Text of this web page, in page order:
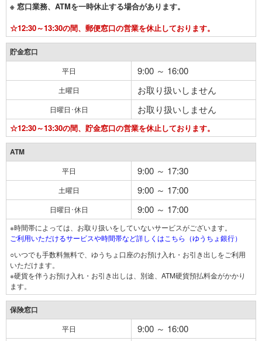
※ 窓口業務、ATMを一時休止する場合があります。
☆12:30～13:30の間、郵便窓口の営業を休止しております。
貯金窓口
平日 9:00 ～ 16:00
土曜日 お取り扱いしません
日曜日･休日 お取り扱いしません
☆12:30～13:30の間、貯金窓口の営業を休止しております。
ATM
平日 9:00 ～ 17:30
土曜日 9:00 ～ 17:00
日曜日･休日 9:00 ～ 17:00
※時間帯によっては、お取り扱いをしていないサービスがございます。
ご利用いただけるサービスや時間帯など詳しくはこちら（ゆうちょ銀行）
○いつでも手数料無料で、ゆうちょ口座のお預け入れ・お引き出しをご利用
いただけます。
※硬貨を伴うお預け入れ・お引き出しは、別途、ATM硬貨預払料金がかかり
ます。
保険窓口
平日 9:00 ～ 16:00